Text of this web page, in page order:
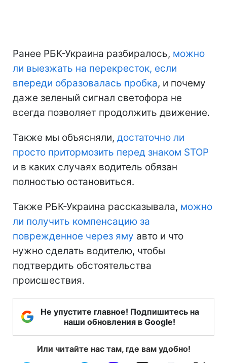
Ранее РБК-Украина разбиралось, можно
ли выезжать на перекресток, если
впереди образовалась пробка, и почему
даже зеленый сигнал светофора не
всегда позволяет продолжить движение.
Также мы объясняли, достаточно ли
просто притормозить перед знаком STOP
и в каких случаях водитель обязан
полностью остановиться.
Также РБК-Украина рассказывала, можно
ли получить компенсацию за
поврежденное через яму авто и что
нужно сделать водителю, чтобы
подтвердить обстоятельства
происшествия.
Не упустите главное! Подпишитесь на
наши обновления в Google!
Или читайте нас там, где вам удобно!